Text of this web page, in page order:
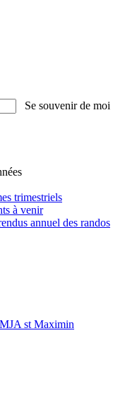
Se souvenir de moi
trimestriels
à venir
annuel des randos
st Maximin